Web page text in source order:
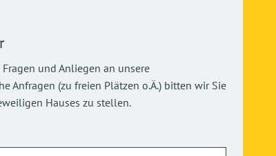
und Anliegen an unsere
Anfragen (zu freien Plätzen o.Ä.) bitten wir Sie
Hauses zu stellen.